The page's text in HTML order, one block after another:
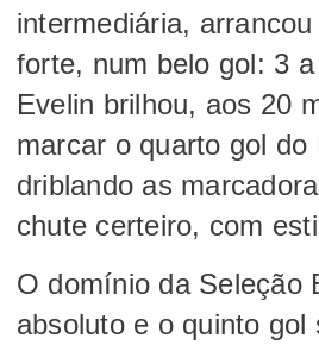
intermediária,
forte, num belo gol: 3
Evelin brilhou, aos 20
marcar o quarto gol do
driblando as
chute certeiro, com
O domínio da Seleção
absoluto e o quinto gol